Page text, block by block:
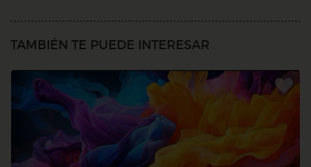
TAMBIÉN TE PUEDE INTERESAR